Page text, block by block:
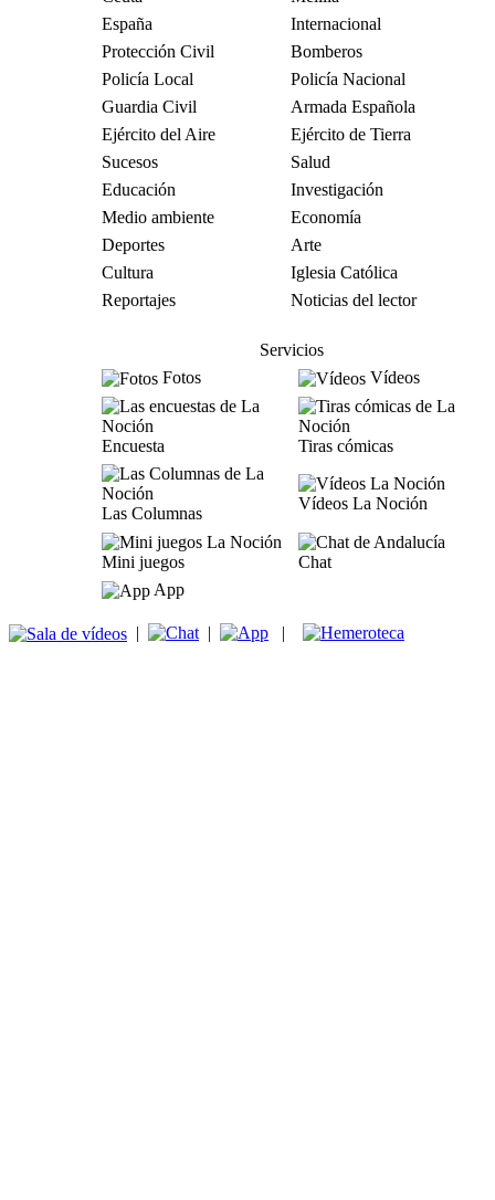
España
Internacional
Protección Civil
Bomberos
Policía Local
Policía Nacional
Guardia Civil
Armada Española
Ejército del Aire
Ejército de Tierra
Sucesos
Salud
Educación
Investigación
Medio ambiente
Economía
Deportes
Arte
Cultura
Iglesia Católica
Reportajes
Noticias del lector
Servicios
Fotos
Vídeos
Encuesta Tiras cómicas
Las Columnas
Vídeos La Noción
Mini juegos
Chat
App
| | |